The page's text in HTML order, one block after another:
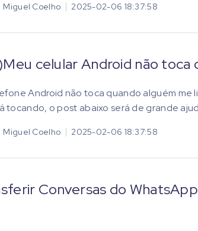
Miguel Coelho 2025-02-06 18:37:58
celular Android não toca
Android não toca quando alguém
tocando, o post abaixo será de grande
Miguel Coelho 2025-02-06 18:37:58
Conversas do